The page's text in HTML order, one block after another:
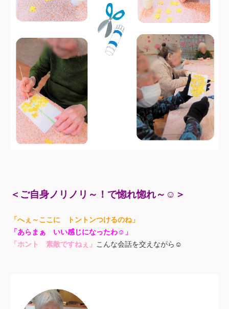
＜ご自身ノリノリ～！で惚れ惚れ～ ☺ ＞
「へぇ～ここに トントンつけるのね」
「あらまぁ いい感じになったわ ☺ 」
「ホント 素敵ですねぇ」 こんな会話を交えながら ☺